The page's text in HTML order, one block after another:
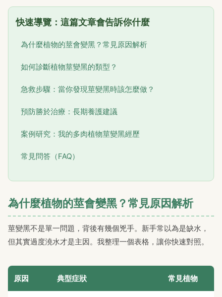
快速導覽：這篇文章會告訴你什麼
為什麼植物的莖會變黑？常見原因解析
如何診斷植物莖變黑的類型？
急救步驟：當你發現莖變黑時該怎麼做？
預防勝於治療：長期養護建議
案例研究：我的多肉植物莖變黑經歷
常見問答（FAQ）
為什麼植物的莖會變黑？常見原因解析
莖變黑不是單一問題，背後有幾個兇手。新手常以為是缺水，
但其實過度澆水才是主因。我整理一個表格，讓你快速對照。
原因 典型症狀 常見植物